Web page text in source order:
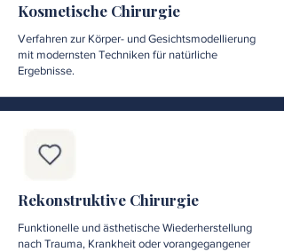
Kosmetische Chirurgie
Verfahren zur Körper- und Gesichtsmodellierung
mit modernsten Techniken für natürliche
Ergebnisse.
Rekonstruktive Chirurgie
Funktionelle und ästhetische Wiederherstellung
nach Trauma, Krankheit oder vorangegangener